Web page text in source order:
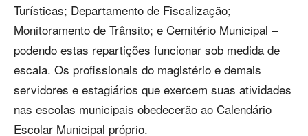
Turísticas; Departamento de Fiscalização;
Monitoramento de Trânsito; e Cemitério Municipal –
podendo estas repartições funcionar sob medida de
escala. Os profissionais do magistério e demais
servidores e estagiários que exercem suas atividades
nas escolas municipais obedecerão ao Calendário
Escolar Municipal próprio.